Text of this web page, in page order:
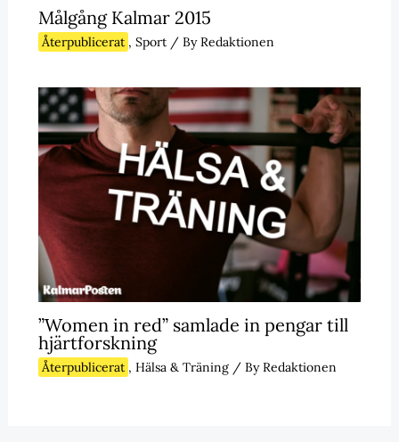
Målgång Kalmar 2015
Återpublicerat , Sport/ ByRedaktionen
”Women in red” samlade in pengar till
hjärtforskning
Återpublicerat , Hälsa & Träning/ ByRedaktionen